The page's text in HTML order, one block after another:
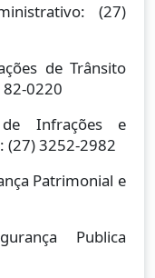
(27)
de Trânsito
0220
de Infrações e
(27) 3252-2982
Patrimonial e
Publica